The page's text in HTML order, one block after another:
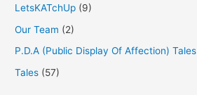
LetsKATchUp (9)
Our Team (2)
P.D.A (Public Display Of Affection) Tales
Tales (57)